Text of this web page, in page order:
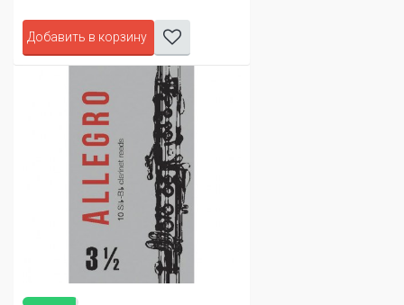
Добавить в корзину